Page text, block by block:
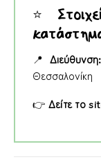
⭐
📍 Διεύθυνση:
Θεσσαλονίκη
👉 Δείτε το